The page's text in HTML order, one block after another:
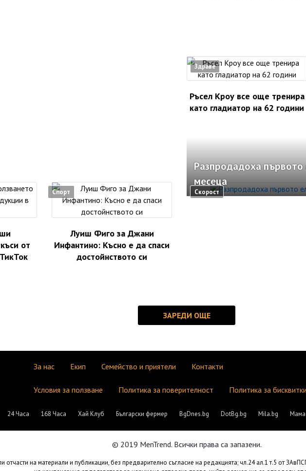
Здраве
Ръсел Кроу все още тренира
като гладиатор на 62 години
от
Спорт
Луиш Фиго за Джани
Инфантино: Късно е да спаси
достойнството си
Скорост
Разпродадоха първото
месеца
За нас Екип Семейство и приятели Контакти
Условия за ползване Политика за поверителност Политика за бисквитки
24 Часа 168 Часа Хай Клуб Български фермер BgDnes.bg DotBg.bg Mila.bg Мама
© 2019 MenTrend. Всички права са запазени.
на материали и публикации, без предварително съгласие на редакцията; чл.24 ал.1 т.5 от